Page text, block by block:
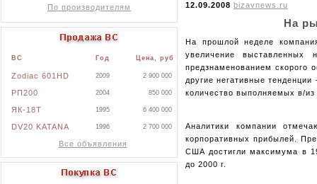
По производителям
ВС Год Цена, руб
Zodiac 601HD 2009 2 900 000
РП200 2004 850 000
ЯК-18Т 1995 6 400 000
DV20 KATANA 1996 2 700 000
Все объявления
12.09.2008 bizavnews.ru
На
На прошлой неделе
увеличение
предзнаменованием скорого
другие негативные
количество выполняемых в/
Аналитики компании
корпоративных прибылей.
США достигли максимума в
до 2000 г.